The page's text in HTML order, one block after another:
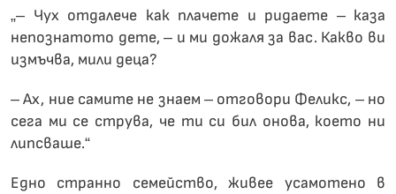
„– Чух отдалече как плачете и ридаете – каза
непознатото дете, – и ми дожаля за вас. Какво ви
измъчва, мили деца?
– Ах, ние самите не знаем – отговори Феликс, – но
сега ми се струва, че ти си бил онова, което ни
липсваше.“
Едно странно семейство, живее усамотено в